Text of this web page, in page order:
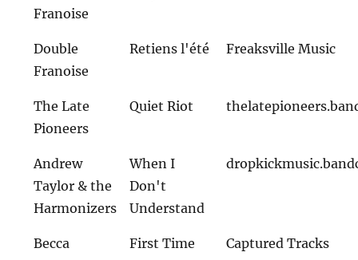
Franoise
Double
Franoise
Retiens l'été Freaksville Music
The Late
Pioneers
Quiet Riot
Andrew
Taylor & the
Harmonizers
When I
Don't
Understand
Becca
First Time Captured Tracks